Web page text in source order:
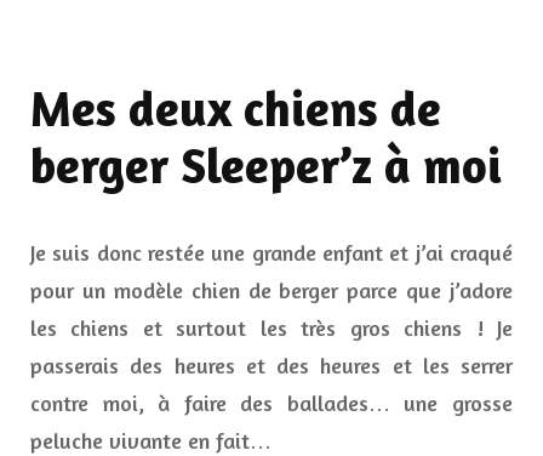
Mes deux chiens de
berger Sleeper’z à moi
Je suis donc restée une grande enfant et j’ai craqué
pour un modèle chien de berger parce que j’adore
les chiens et surtout les très gros chiens ! Je
passerais des heures et des heures et les serrer
contre moi, à faire des ballades… une grosse
peluche vivante en fait…